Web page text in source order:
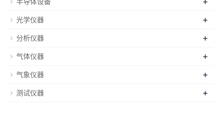
半导体设备
光学仪器 +
分析仪器 +
气体仪器 +
气象仪器 +
测试仪器 +